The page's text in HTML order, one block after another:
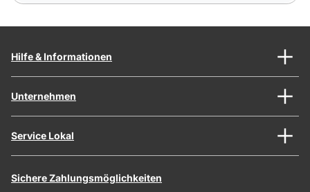
Hilfe & Informationen
Unternehmen
Service Lokal
Sichere Zahlungsmöglichkeiten